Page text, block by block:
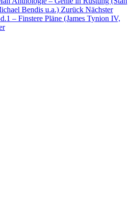
Bendis u.a.) Zurück Nächster
– Finstere Pläne (James Tynion IV,